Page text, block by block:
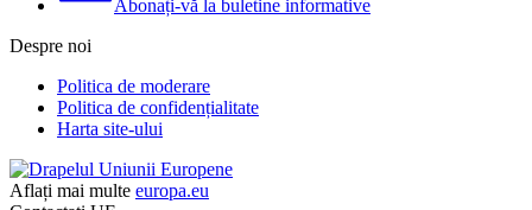
Abonați-vă la buletine informative
Despre noi
Politica de moderare
Politica de confidențialitate
Harta site-ului
Aflați mai multe europa.eu